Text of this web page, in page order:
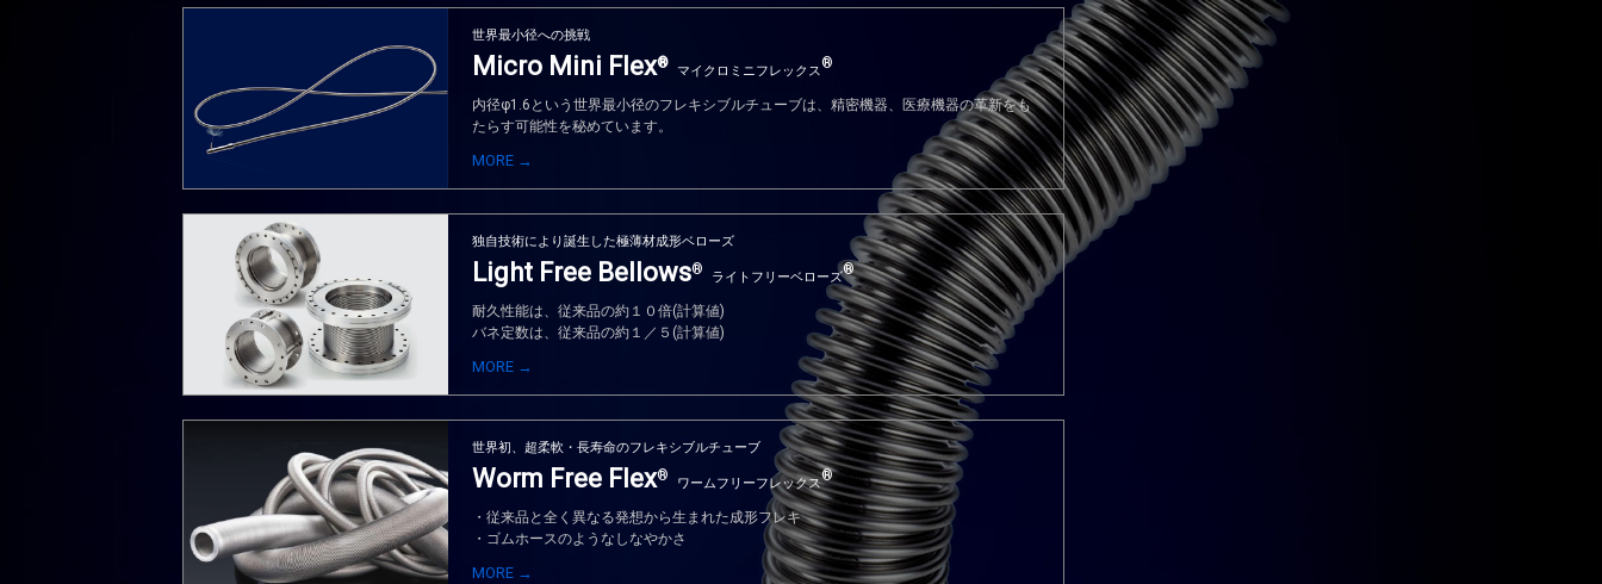
世界最小径への挑戦
Micro Mini Flex® マイクロミニフレックス®
内径φ1.6という世界最小径のフレキシブルチューブは、精密機器、医療機器の革新をも
たらす可能性を秘めています。
MORE →
独自技術により誕生した極薄材成形ベローズ
Light Free Bellows® ライトフリーベローズ®
耐久性能は、従来品の約１０倍(計算値)
バネ定数は、従来品の約１／５(計算値)
MORE →
世界初、超柔軟・長寿命のフレキシブルチューブ
Worm Free Flex® ワームフリーフレックス®
・従来品と全く異なる発想から生まれた成形フレキ
・ゴムホースのようなしなやかさ
MORE →